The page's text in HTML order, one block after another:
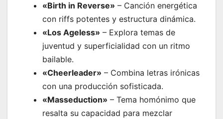
«Birth in Reverse» – Canción energética
con riffs potentes y estructura dinámica.
«Los Ageless» – Explora temas de
juventud y superficialidad con un ritmo
bailable.
«Cheerleader» – Combina letras irónicas
con una producción sofisticada.
«Masseduction» – Tema homónimo que
resalta su capacidad para mezclar